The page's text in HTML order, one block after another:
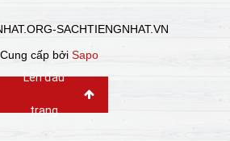
SACHTIENGNHAT.VN
Cung cấp bởi Sapo
Lên đầu
trang